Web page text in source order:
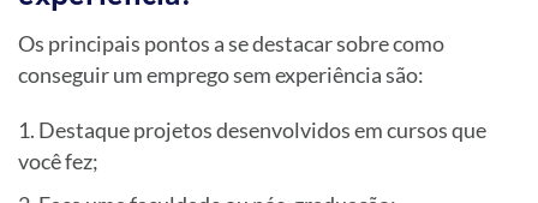
Os principais pontos a se destacar sobre como
conseguir um emprego sem experiência são:
Destaque projetos desenvolvidos em cursos que
você fez;